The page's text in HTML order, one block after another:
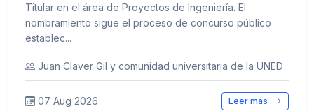
Titular en el área de Proyectos de Ingeniería. El
nombramiento sigue el proceso de concurso público
establec...
Juan Claver Gil y comunidad universitaria de la UNED
07 Aug 2026 Leer más